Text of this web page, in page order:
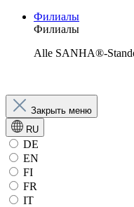
Филиалы
Филиалы
Alle SANHA®-
Закрыть меню
RU
DE
EN
FI
FR
IT